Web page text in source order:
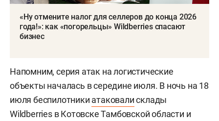
«Ну отмените налог для селлеров до конца 2026
года!»: как «погорельцы» Wildberries спасают
бизнес
Напомним, серия атак на логистические
объекты началась в середине июля. В ночь на 18
июля беспилотники атаковалисклады
Wildberries в Котовске Тамбовской области и